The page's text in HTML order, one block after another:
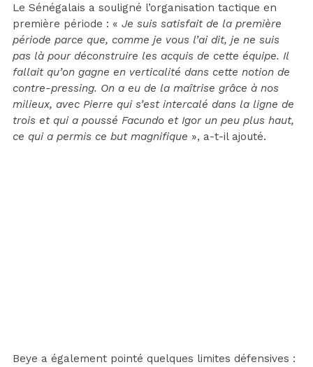
Le Sénégalais a souligné l’organisation tactique en
première période : « Je suis satisfait de la première
période parce que, comme je vous l’ai dit, je ne suis
pas là pour déconstruire les acquis de cette équipe. Il
fallait qu’on gagne en verticalité dans cette notion de
contre-pressing. On a eu de la maîtrise grâce à nos
milieux, avec Pierre qui s’est intercalé dans la ligne de
trois et qui a poussé Facundo et Igor un peu plus haut,
ce qui a permis ce but magnifique », a-t-il ajouté.
Beye a également pointé quelques limites défensives :